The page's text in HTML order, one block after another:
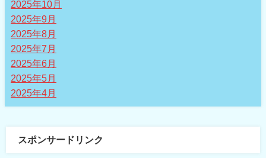
2025年10月
2025年9月
2025年8月
2025年7月
2025年6月
2025年5月
2025年4月
スポンサードリンク